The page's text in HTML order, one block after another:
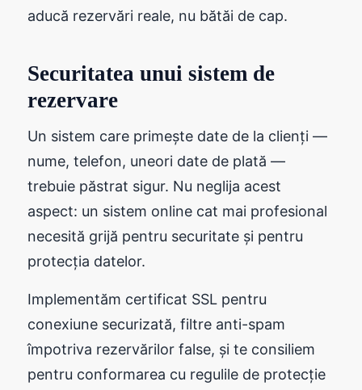
aducă rezervări reale, nu bătăi de cap.
Securitatea unui sistem de
rezervare
Un sistem care primește date de la clienți —
nume, telefon, uneori date de plată —
trebuie păstrat sigur. Nu neglija acest
aspect: un sistem online cat mai profesional
necesită grijă pentru securitate și pentru
protecția datelor.
Implementăm certificat SSL pentru
conexiune securizată, filtre anti-spam
împotriva rezervărilor false, și te consiliem
pentru conformarea cu regulile de protecție